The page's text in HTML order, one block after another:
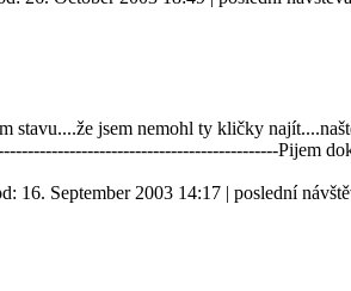
stavu....že jsem nemohl ty kličky
Pijem
16. September 2003 14:17 | poslední